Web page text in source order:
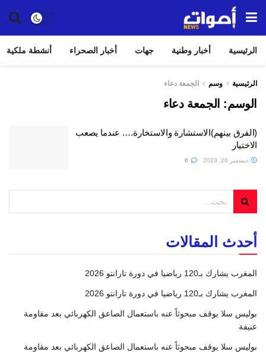
الرئيسية أخبار وطنية جهات أخبار الصحراء أنشطة ملكية
الرئيسية وسم الجمعة دعاء
الوسم: الجمعة دعاء
(الفرق بينهم)الاستشارة والاستخارة…. عندما يصعب
الاختيار
ديسمبر 26, 2023
أحدث المقالات
المغرب يشارك بـ120 رياضيا في دورة تارانتو 2026
المغرب يشارك بـ120 رياضيا في دورة تارانتو 2026
بوليس سلا يوقف مبحوثاً عنه باستعمال الصاعق الكهربائي بعد مقاومة
عنيفة
بوليس سلا يوقف مبحوثاً عنه باستعمال الصاعق الكهربائي بعد مقاومة